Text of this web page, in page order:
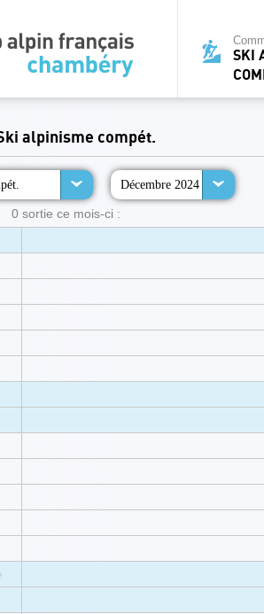
SKI
alpinisme compét.
Décembre 2024
0 sortie ce mois-ci :